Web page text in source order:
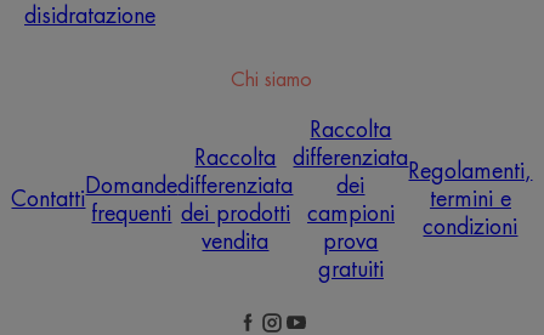
disidratazione
Chi siamo
Contatti
Domande
frequenti
Raccolta
differenziata
dei prodotti
vendita
Raccolta
differenziata
dei
campioni
prova
gratuiti
Regolamenti,
termini e
condizioni